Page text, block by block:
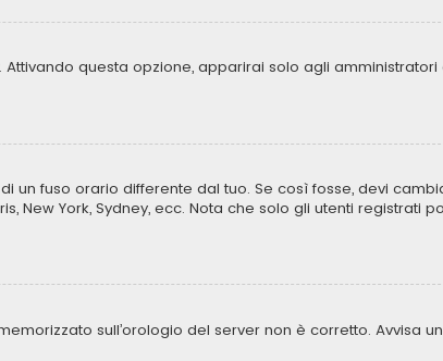
. Attivando questa opzione, apparirai solo agli amministratori
un fuso orario differente dal tuo. Se così fosse, devi
New York, Sydney, ecc. Nota che solo gli utenti registrati
sull’orologio del server non è corretto. Avvisa un